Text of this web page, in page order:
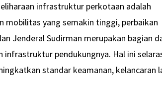
infrastruktur perkotaan adalah
mobilitas yang semakin tinggi, perbaikan
Jenderal Sudirman merupakan bagian
pendukungnya. Hal ini
standar keamanan, kelancaran